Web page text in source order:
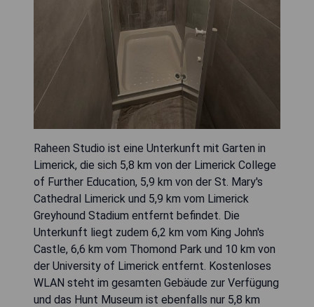
Raheen Studio ist eine Unterkunft mit Garten in
Limerick, die sich 5,8 km von der Limerick College
of Further Education, 5,9 km von der St. Mary's
Cathedral Limerick und 5,9 km vom Limerick
Greyhound Stadium entfernt befindet. Die
Unterkunft liegt zudem 6,2 km vom King John's
Castle, 6,6 km vom Thomond Park und 10 km von
der University of Limerick entfernt. Kostenloses
WLAN steht im gesamten Gebäude zur Verfügung
und das Hunt Museum ist ebenfalls nur 5,8 km